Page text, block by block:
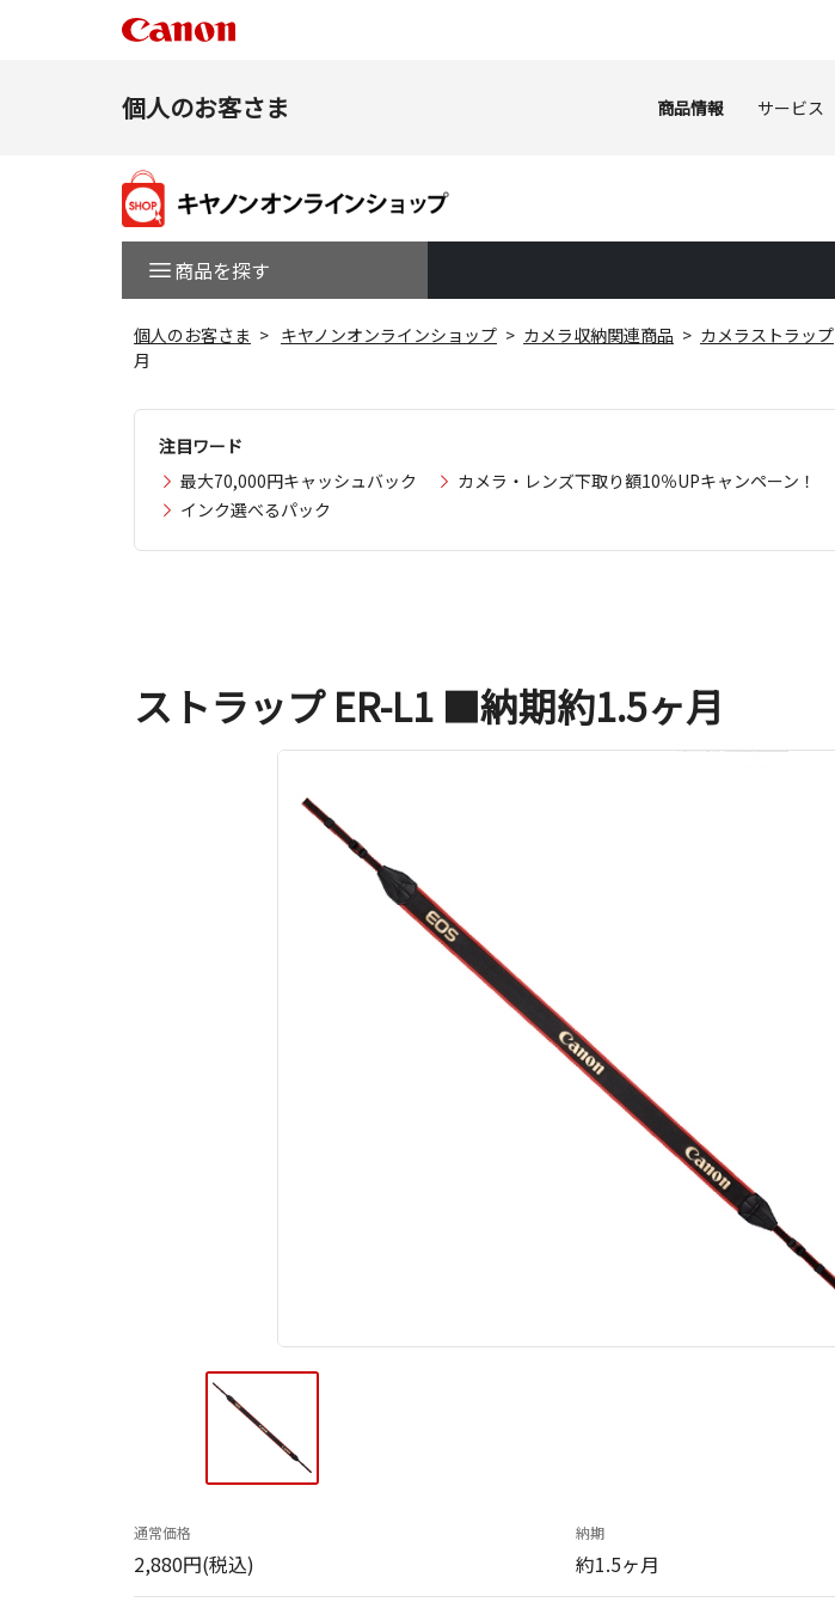
個人のお客さま 商品情報 サービス
商品を探す
個人のお客さま キヤノンオンラインショップ カメラ収納関連商品 カメラストラップ
月
注目ワード
最大70,000円キャッシュバック
カメラ・レンズ下取り額10％UPキャンペーン！
インク選べるパック
ストラップ ER-L1 ■納期約1.5ヶ月
通常価格
2,880円(税込)
納期
約1.5ヶ月